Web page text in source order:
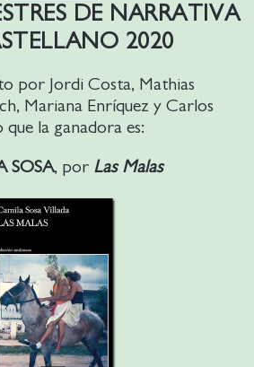
DE NARRATIVA
2020
por Jordi Costa, Mathias
Mariana Enríquez y Carlos
la ganadora es:
SOSA, por Las Malas